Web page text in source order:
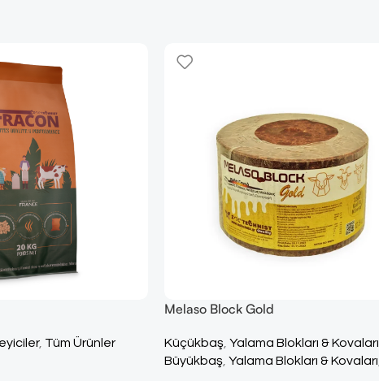
, Tüm Ürünler
Melaso Block Gold
Küçükbaş Yalama Blokları & Kovaları
Büyükbaş Yalama Blokları & Kovaları